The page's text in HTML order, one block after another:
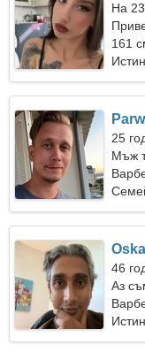
На
161
25
Мъж
46
Аз